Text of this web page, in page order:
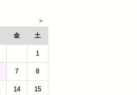
金 土
1
7 8
14 15